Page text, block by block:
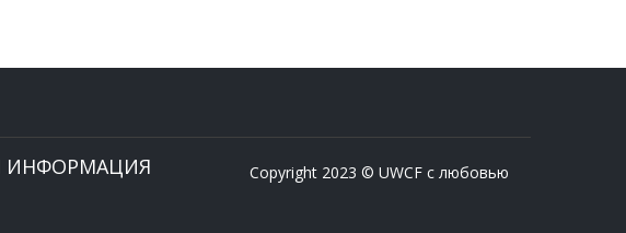
ИНФОРМАЦИЯ Copyright 2023 © UWCF с любовью